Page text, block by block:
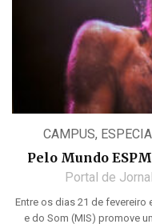
CAMPUS,
Pelo Mundo
Portal de
Entre os dias 21 de fevereiro
e do Som (MIS) promove